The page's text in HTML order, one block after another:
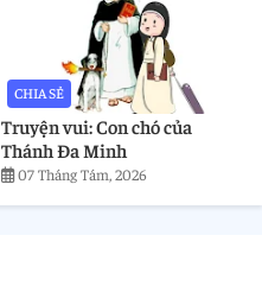
CHIA SẺ
Truyện vui: Con chó của
Thánh Đa Minh
07 Tháng Tám, 2026